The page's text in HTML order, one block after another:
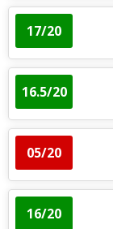
17/20
16.5/20
05/20
16/20